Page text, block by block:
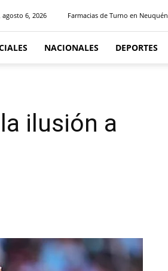
agosto 6, 2026 Farmacias de Turno en Neuquén
NACIONALES DEPORTES
ilusión a